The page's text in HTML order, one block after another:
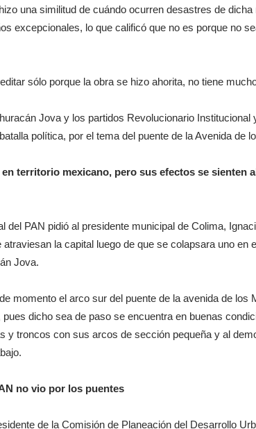
una similitud de cuándo ocurren desastres de
excepcionales, lo que calificó que no es porque no
sólo porque la obra se hizo ahorita, no tiene
Jova y los partidos Revolucionario Institucional
política, por el tema del puente de la Avenida de
territorio mexicano, pero sus efectos se sienten
del PAN pidió al presidente municipal de Colima,
atraviesan la capital luego de que se colapsara uno en
Jova.
momento el arco sur del puente de la avenida de los
pues dicho sea de paso se encuentra en buenas
y troncos con sus arcos de sección pequeña y al
no vio por los puentes
de la Comisión de Planeación del Desarrollo